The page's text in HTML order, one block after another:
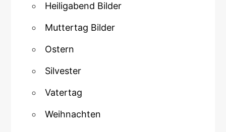
Heiligabend Bilder
Muttertag Bilder
Ostern
Silvester
Vatertag
Weihnachten